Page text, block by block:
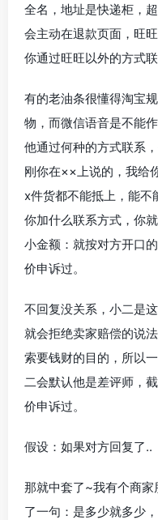
全名，地址是快递柜，
会主动在退款页面，旺
你通过旺旺以外的方式联
有的老油条很懂得淘宝
物，而微信语音是不能
他通过何种的方式联系
刚你在××上说的，我给
x件货都不能抵上，能不
你加什么联系方式，你
小金额：就按对方开口
价申诉过。
不回复没关系，小二是
就会拒绝卖家赔偿的说
索要钱财的目的，所以
二会默认他是差评师，
价申诉过。
假设：如果对方回复了..
那就中套了~我有个商
了一句：是多少就多少